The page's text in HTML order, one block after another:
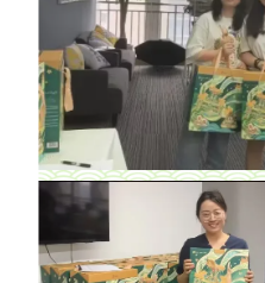
 查看全部
Xflow流体仿真
 查看全部
3DEXPERIENCE
BIOVIA生命科学和材料科
SOLIDWORKS PDM产
DriveWorks参数化工具
SOLIDWORKS
​SOLIDWORKS Manage
DELMIA端到端ERP系统
 查看全部
增值服务
增值服务-参数化
增值服务-标准化
可视化&数字孪生技术
Curtain e-locker(易锁)防
 查看全部
航天航空行业解决方案
能源行业数字化解决方案
机械设备行业数字化解决
家居行业数字化解决方案
电气柜及电气行业数字化
生命科学行业数字化解决
企业家
研究人员
学生/初学者
资源下载
技术文章
系统要求
热门视频
精选视频
往期视频
西南培训中心
走进西南培训中心
认证目录
在线培训
CSWP证书
SolidWorks采购指南：
SolidWorks代理商级别
什么值得信赖？
SOLIDWORKS购买如何
3DEXPERIENCE 平台是
SOLIDWORKS都有什么
学习SOLIDWORKS需要
招聘岗位
销售类
技术类
职能类
关于恒睿
公司简介
团队介绍
培训认证
新闻资讯
公司动态
活动资讯
行业资讯
产品报价
获取SOLIDWORKS报价
联系我们
产品/服务
获取试用版
软件定制化开发
软件二次开发
校企合作
购买学生版
联系研究销售部门